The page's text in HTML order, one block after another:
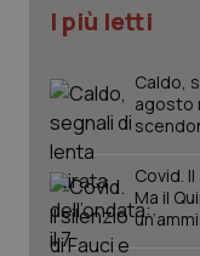
I più letti
Caldo,
agosto
Covid.
Ma il